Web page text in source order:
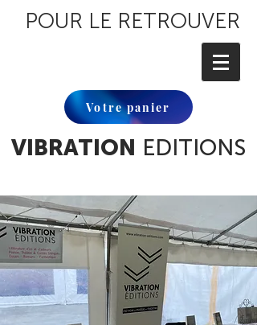
POUR LE RETROUVER
Votre panier
VIBRATION EDITIONS